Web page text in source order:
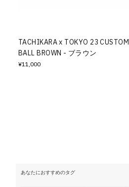
TACHIKARA x TOKYO 23 CUSTOM
BALL BROWN - ブラウン
¥11,000
あなたにおすすめのタグ